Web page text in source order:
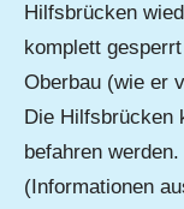
Hilfsbrücken
komplett
Oberbau (wie er
Die Hilfsbrücken
befahren werden.
(Informationen